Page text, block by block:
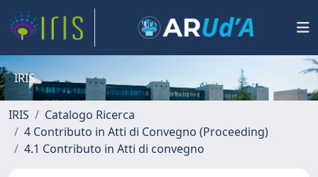
IRIS
IRIS
Catalogo Ricerca
4 Contributo in Atti di Convegno (Proceeding)
4.1 Contributo in Atti di convegno